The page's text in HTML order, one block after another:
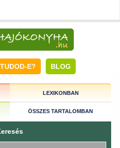
TUDOD-E? BLOG
LEXIKONBAN
ÖSSZES TARTALOMBAN